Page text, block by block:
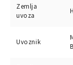
Zemlja
uvoza
Uvoznik